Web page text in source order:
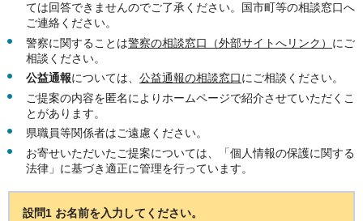
ては回答できませんのでご了承ください。国市町等の相談窓口へ
ご連絡ください。
警察に関することは警察の相談窓口（外部サイトへリンク） にご
相談ください。
公益通報については、 公益通報の相談窓口にご相談ください。
ご提案の内容を匿名によりホームページで紹介させていただくこ
とがあります。
県職員等関係者はご遠慮ください。
お寄せいただいたご提案については、「個人情報の保護に関する
法律」に基づき適正に管理を行っています。
設問1 お名前を入力してください。